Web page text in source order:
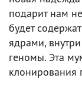
подарит нам
будет
ядрами,
геномы. Эта
клонирования